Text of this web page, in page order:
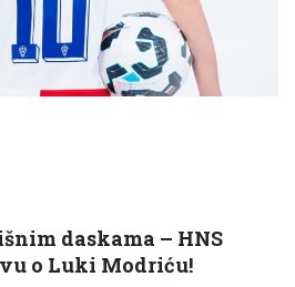
daskama – HNS
o Luki Modriću!